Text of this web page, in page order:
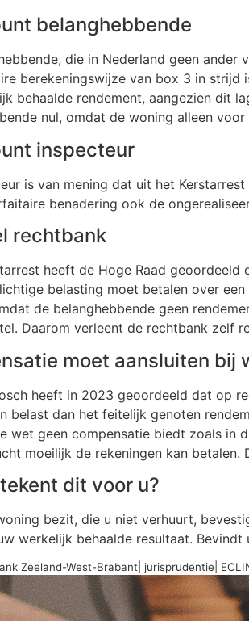
belanghebbende
die in Nederland geen
berekeningswijze van box 3 in strijd
behaalde rendement, aangezien dit
nul, omdat de woning alleen
inspecteur
is van mening dat uit het
benadering ook de
rechtbank
heeft de Hoge Raad
belasting moet betalen over
de belanghebbende geen
Daarom verleent de rechtbank zelf
moet aansluiten bij
heeft in 2023 geoordeeld dat op
belast dan het feitelijk genoten
wet geen compensatie biedt zoals in
moeilijk de rekeningen kan
dit voor u?
bezit, die u niet verhuurt,
werkelijk behaalde resultaat.
Zeeland-West-Brabant| jurisprudentie|